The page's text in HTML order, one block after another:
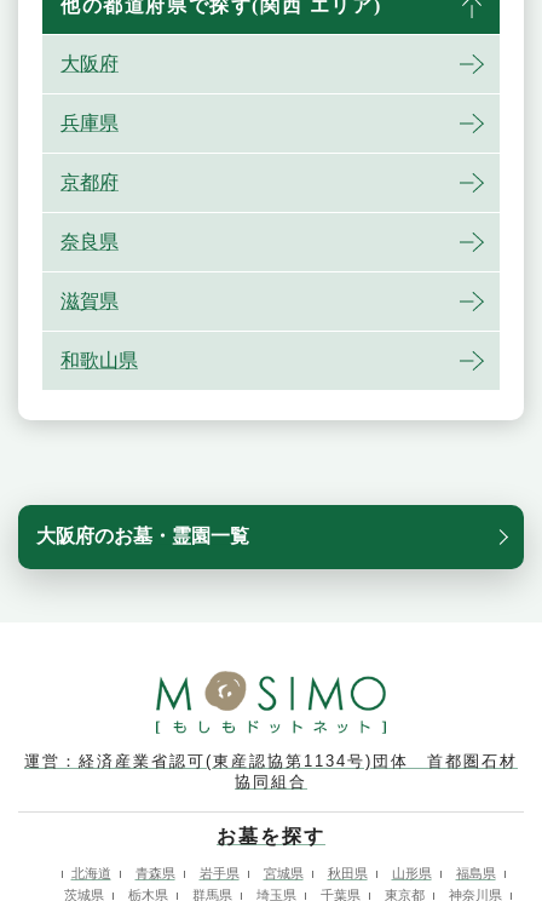
他の都道府県で探す(関西 エリア)
大阪府
兵庫県
京都府
奈良県
滋賀県
和歌山県
大阪府のお墓・霊園一覧
運営：経済産業省認可(東産認協第1134号)団体 首都圏石材
協同組合
お墓を探す
北海道 青森県 岩手県 宮城県 秋田県 山形県
福島県
茨城県
栃木県 群馬県 埼玉県 千葉県 東京都 神奈川県